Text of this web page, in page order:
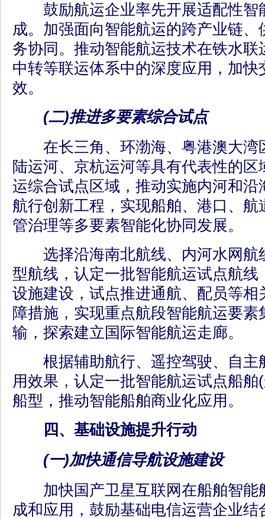
鼓励航运企业率先开展适配性智
成。加强面向智能航运的跨产业链
务协同。推动智能航运技术在铁水联
中转等联运体系中的深度应用，加
效。
(二)推进多要素综合试点
在长三角、环渤海、粤港澳大湾
陆运河、京杭运河等具有代表性的
运综合试点区域，推动实施内河和沿
航行创新工程，实现船舶、港口、
管治理等多要素智能化协同发展。
选择沿海南北航线、内河水网航
型航线，认定一批智能航运试点航线
设施建设，试点推进通航、配员等相
障措施，实现重点航段智能航运要素
输，探索建立国际智能航运走廊。
根据辅助航行、遥控驾驶、自主
用效果，认定一批智能航运试点船
船型，推动智能船舶商业化应用。
四、基础设施提升行动
(一)加快通信导航设施建设
加快国产卫星互联网在船舶智能
成和应用，鼓励基础电信运营企业